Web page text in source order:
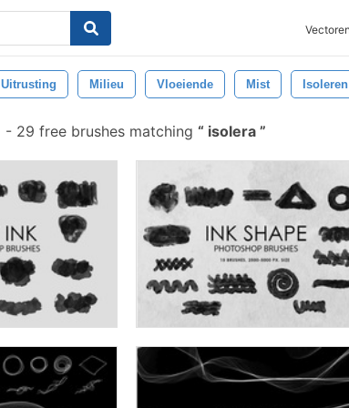
Vectoren
Uitrusting Milieu Vloeiende Mist Isoleren
- 29 free brushes matching isolera